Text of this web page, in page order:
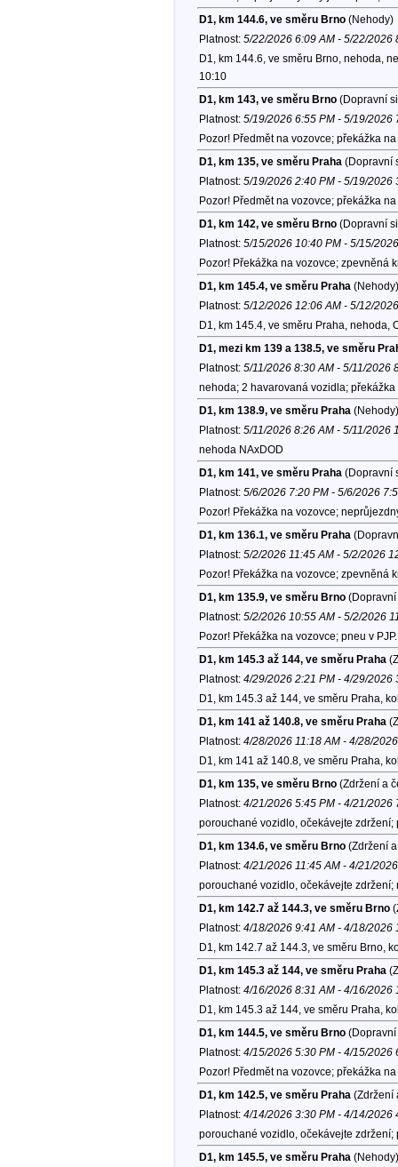
D1, km 144.6, ve směru Brno(Nehody)
Platnost: 5/22/2026 6:09 AM - 5/22/2026
D1, km 144.6, ve směru Brno, nehoda,
10:10
D1, km 143, ve směru Brno(Dopravní
Platnost: 5/19/2026 6:55 PM - 5/19/2026
Pozor! Předmět na vozovce; překážka
D1, km 135, ve směru Praha (Dopravní
Platnost: 5/19/2026 2:40 PM - 5/19/2026
Pozor! Předmět na vozovce; překážka
D1, km 142, ve směru Brno(Dopravní
Platnost: 5/15/2026 10:40 PM - 5/15/
Pozor! Překážka na vozovce; zpevněná
D1, km 145.4, ve směru Praha (Nehody)
Platnost: 5/12/2026 12:06 AM - 5/12/
D1, km 145.4, ve směru Praha, nehoda,
D1, mezi km 139 a 138.5, ve směru
Platnost: 5/11/2026 8:30 AM - 5/11/2026
nehoda; 2 havarovaná vozidla;
D1, km 138.9, ve směru Praha (Nehody)
Platnost: 5/11/2026 8:26 AM - 5/11/2026
nehoda NAxDOD
D1, km 141, ve směru Praha (Dopravní
Platnost: 5/6/2026 7:20 PM - 5/6/2026
Pozor! Překážka na vozovce;
D1, km 136.1, ve směru Praha
Platnost: 5/2/2026 11:45 AM - 5/2/2026
Pozor! Překážka na vozovce; zpevněná
D1, km 135.9, ve směru Brno(Dopravní
Platnost: 5/2/2026 10:55 AM - 5/2/2026
Pozor! Překážka na vozovce; pneu v PJP.
D1, km 145.3 až 144, ve směru Praha
Platnost: 4/29/2026 2:21 PM - 4/29/2026
D1, km 145.3 až 144, ve směru Praha,
D1, km 141 až 140.8, ve směru Praha
Platnost: 4/28/2026 11:18 AM - 4/28/
D1, km 141 až 140.8, ve směru Praha,
D1, km 135, ve směru Brno(Zdržení a
Platnost: 4/21/2026 5:45 PM - 4/21/2026
porouchané vozidlo, očekávejte
D1, km 134.6, ve směru Brno(Zdržení
Platnost: 4/21/2026 11:45 AM - 4/21/
porouchané vozidlo, očekávejte
D1, km 142.7 až 144.3, ve směru Brno
Platnost: 4/18/2026 9:41 AM - 4/18/2026
D1, km 142.7 až 144.3, ve směru Brno,
D1, km 145.3 až 144, ve směru Praha
Platnost: 4/16/2026 8:31 AM - 4/16/2026
D1, km 145.3 až 144, ve směru Praha,
D1, km 144.5, ve směru Brno(Dopravní
Platnost: 4/15/2026 5:30 PM - 4/15/2026
Pozor! Předmět na vozovce; překážka
D1, km 142.5, ve směru Praha (Zdržení
Platnost: 4/14/2026 3:30 PM - 4/14/2026
porouchané vozidlo, očekávejte
D1, km 145.5, ve směru Praha (Nehody)